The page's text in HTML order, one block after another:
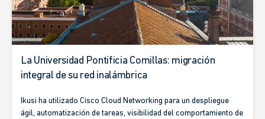
La Universidad Pontificia Comillas: migración
integral de su red inalámbrica
Ikusi ha utilizado Cisco Cloud Networking para un despliegue
ágil, automatización de tareas, visibilidad del comportamiento de